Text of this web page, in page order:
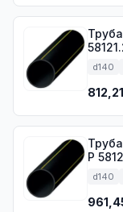
d140
Р
d140